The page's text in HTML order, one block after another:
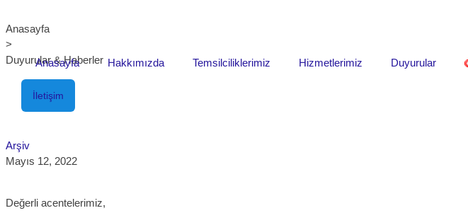
Anasayfa Hakkımızda Temsilciliklerimiz Hizmetlerimiz Duyurular
İletişim
Anasayfa
>
Duyurular & Haberler
Arşiv
Mayıs 12, 2022
Değerli acentelerimiz,